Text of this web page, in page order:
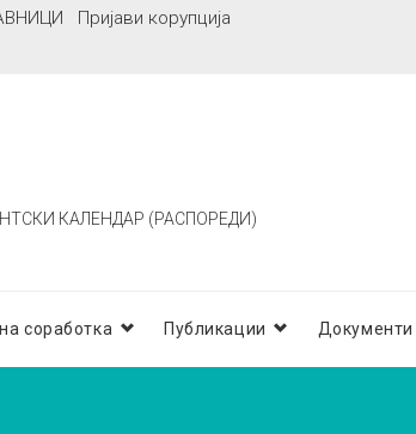
Пријави корупција
КАЛЕНДАР (РАСПОРЕДИ)
соработка Публикации Документи